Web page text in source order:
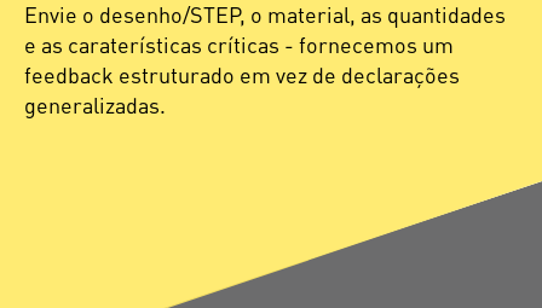
Envie o desenho/STEP, o material, as quantidades
e as caraterísticas críticas - fornecemos um
feedback estruturado em vez de declarações
generalizadas.